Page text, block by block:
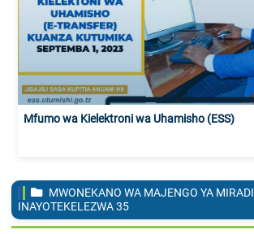
Mfumo wa Kielektroni wa Uhamisho (ESS)
MWONEKANO WA MAJENGO YA MIRADI
INAYOTEKELEZWA35